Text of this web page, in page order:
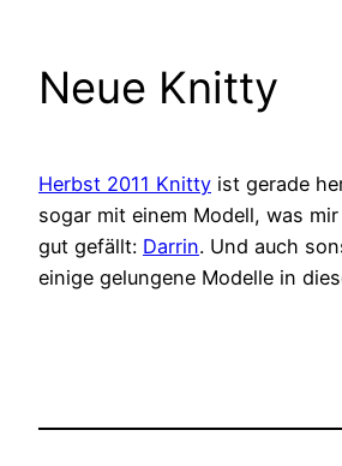
Neue Knitty
Herbst 2011 Knitty ist gerade
sogar mit einem Modell, was
gut gefällt: Darrin. Und auch
einige gelungene Modelle in